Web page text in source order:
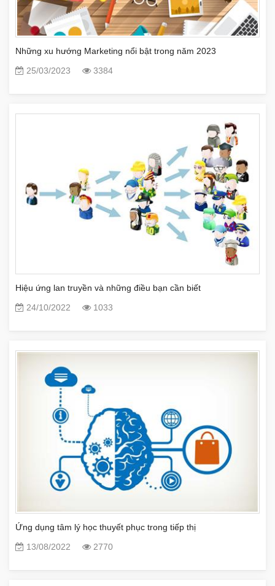
Những xu hướng Marketing nổi bật trong năm 2023
25/03/2023
3384
Hiệu ứng lan truyền và những điều bạn cần biết
24/10/2022
1033
Ứng dụng tâm lý học thuyết phục trong tiếp thị
13/08/2022
2770